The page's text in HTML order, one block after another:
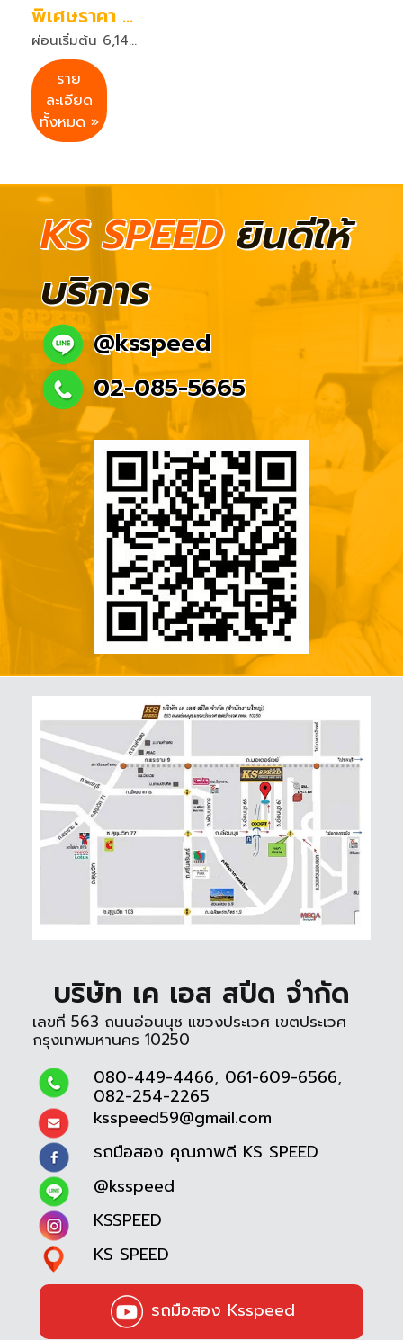
พิเศษราคา 279,999 บาท
ผ่อนเริ่มต้น 6,146 บาท 72 งวด
ราย
ละเอียด
ทั้งหมด »
KS SPEEDยินดีให้
บริการ
@ksspeed
02-085-5665
บริษัท เค เอส สปีด จำกัด
เลขที่ 563 ถนนอ่อนนุช แขวงประเวศ เขตประเวศ
กรุงเทพมหานคร 10250
080-449-4466, 061-609-6566,
082-254-2265
ksspeed59@gmail.com
รถมือสอง คุณภาพดี KS SPEED
@ksspeed
KSSPEED
KS SPEED
รถมือสอง Ksspeed